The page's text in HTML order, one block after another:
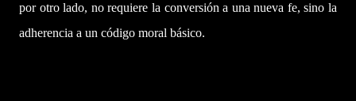
por otro lado, no requiere la conversión a una nueva fe, sino la
adherencia a un código moral básico.